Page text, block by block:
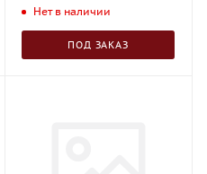
Нет в наличии
ПОД ЗАКАЗ